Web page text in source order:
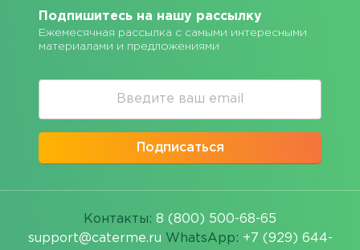
Подпишитесь на нашу рассылку
Ежемесячная рассылка с самыми интересными
материалами и предложениями
Подписаться
Контакты: 8 (800) 500-68-65
support@caterme.ru WhatsApp: +7 (929) 644-